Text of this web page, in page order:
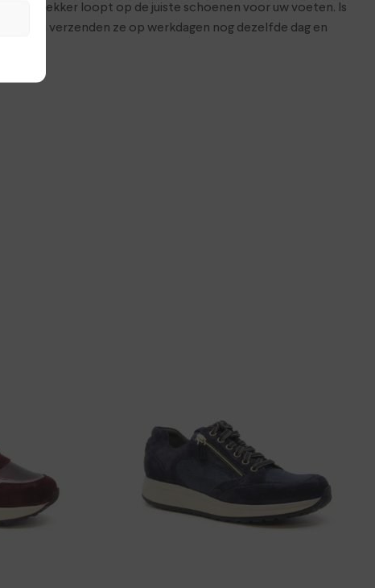
dat je lekker loopt op de juiste schoenen voor uw voeten. Is
Wij verzenden ze op werkdagen nog dezelfde dag en